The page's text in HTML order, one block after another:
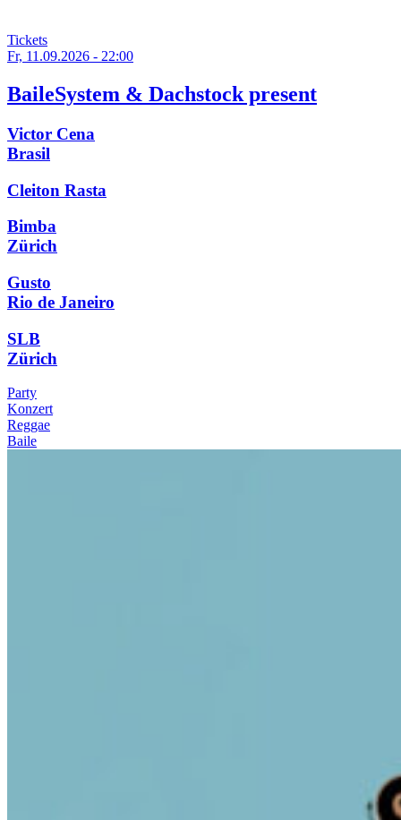
Tickets
Fr, 11.09.2026 - 22:00
BaileSystem & Dachstock present
Victor Cena
Brasil
Cleiton Rasta
Bimba
Zürich
Gusto
Rio de Janeiro
SLB
Zürich
Party
Konzert
Reggae
Baile